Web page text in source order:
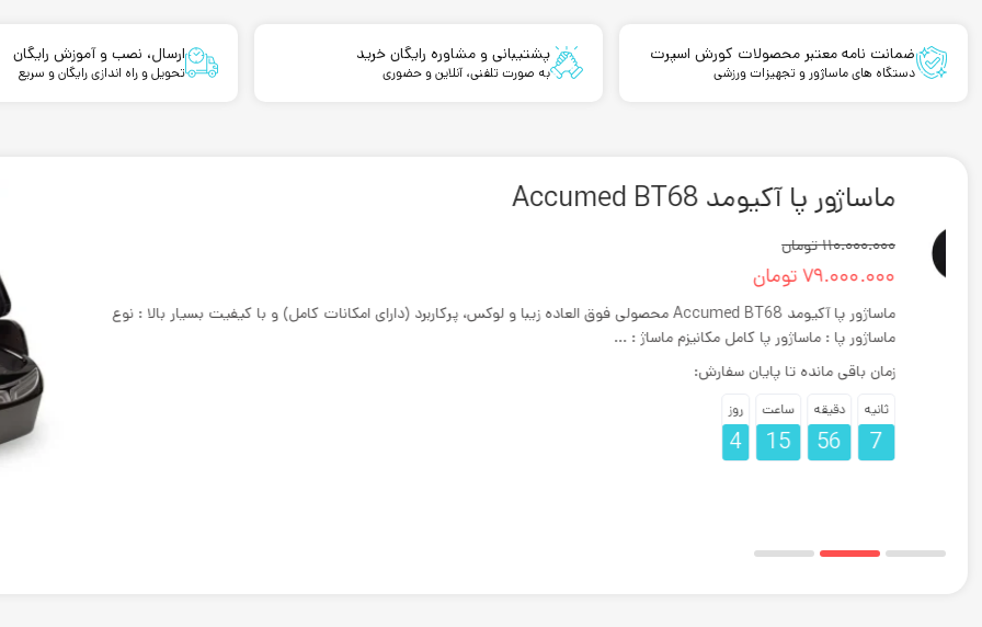
ضمانت نامه معتبر محصولات کورش اسپرت
دستگاه های ماساژور و تجهیزات ورزشی
پشتیبانی و مشاوره رایگان خرید
به صورت تلفنی، آنلاین و حضوری
ارسال، نصب و آموزش رایگان
تحویل و راه اندازی رایگان و سریع
ماساژور پا آکیومد Accumed BT68
110.000.000 تومان
79.000.000تومان
ماساژور پا آکیومد Accumed BT68 محصولی فوق العاده زیبا و لوکس، پرکاربرد (دارای امکانات کامل) و با کیفیت بسیار بالا : نوع
ماساژور پا : ماساژور پا کامل مکانیزم ماساژ : ...
زمان باقی مانده تا پایان سفارش:
دقیقه
56
ساعت
15
روز
4